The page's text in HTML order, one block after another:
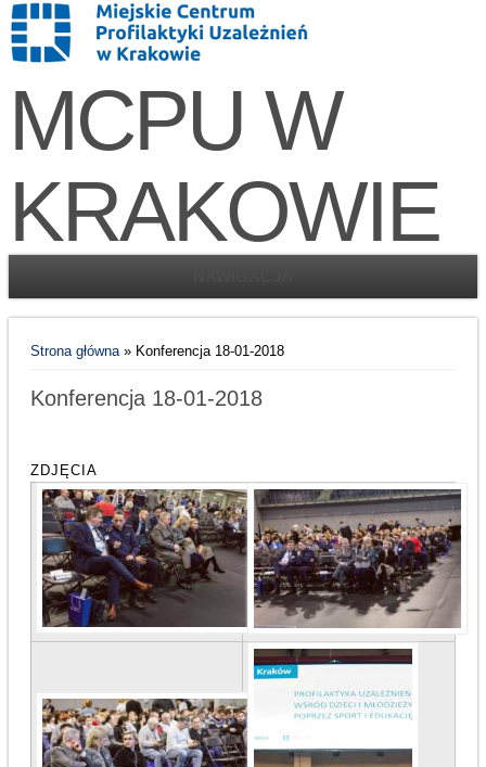
MCPU W
KRAKOWIE
Strona główna» Konferencja 18-01-2018
Konferencja 18-01-2018
ZDJĘCIA